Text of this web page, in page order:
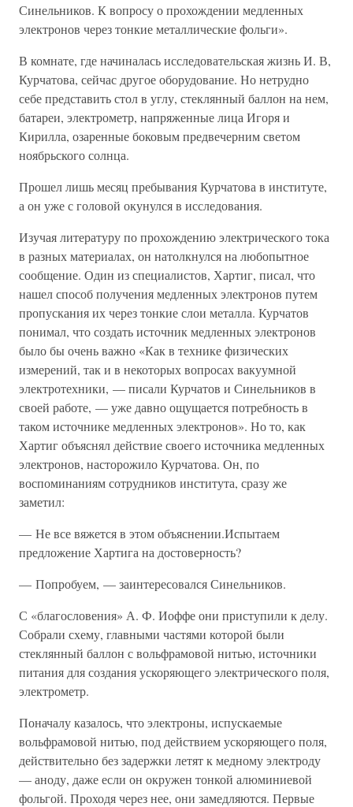
Синельников. К вопросу о прохождении медленных
электронов через тонкие металлические фольги».
В комнате, где начиналась исследовательская жизнь И. В,
Курчатова, сейчас другое оборудование. Но нетрудно
себе представить стол в углу, стеклянный баллон на нем,
батареи, электрометр, напряженные лица Игоря и
Кирилла, озаренные боковым предвечерним светом
ноябрьского солнца.
Прошел лишь месяц пребывания Курчатова в институте,
а он уже с головой окунулся в исследования.
Изучая литературу по прохождению электрического тока
в разных материалах, он натолкнулся на любопытное
сообщение. Один из специалистов, Хартиг, писал, что
нашел способ получения медленных электронов путем
пропускания их через тонкие слои металла. Курчатов
понимал, что создать источник медленных электронов
было бы очень важно «Как в технике физических
измерений, так и в некоторых вопросах вакуумной
электротехники, — писали Курчатов и Синельников в
своей работе, — уже давно ощущается потребность в
таком источнике медленных электронов». Но то, как
Хартиг объяснял действие своего источника медленных
электронов, насторожило Курчатова. Он, по
воспоминаниям сотрудников института, сразу же
заметил:
— Не все вяжется в этом объяснении.Испытаем
предложение Хартига на достоверность?
— Попробуем, — заинтересовался Синельников.
С «благословения» А. Ф. Иоффе они приступили к делу.
Собрали схему, главными частями которой были
стеклянный баллон с вольфрамовой нитью, источники
питания для создания ускоряющего электрического поля,
электрометр.
Поначалу казалось, что электроны, испускаемые
вольфрамовой нитью, под действием ускоряющего поля,
действительно без задержки летят к медному электроду
— аноду, даже если он окружен тонкой алюминиевой
фольгой. Проходя через нее, они замедляются. Первые